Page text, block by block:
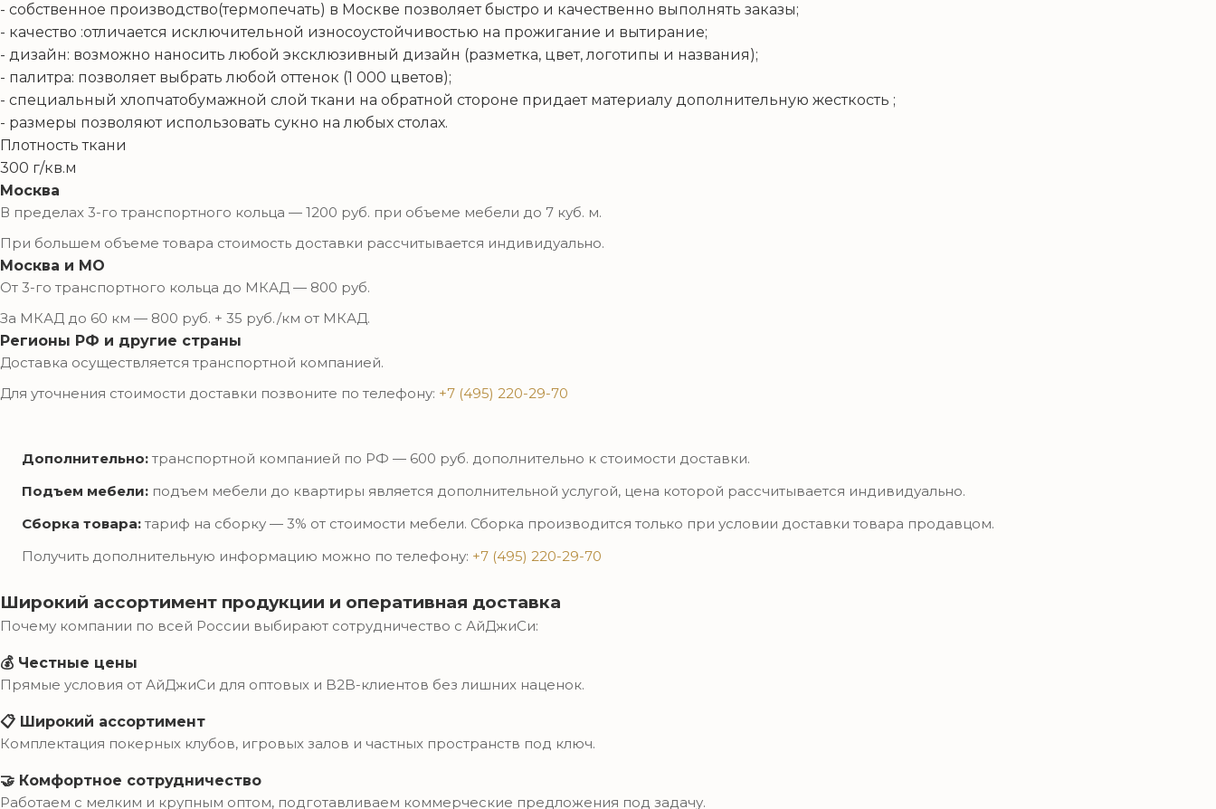
- собственное производство(термопечать) в Москве позволяет быстро и качественно выполнять заказы;
- качество :отличается исключительной износоустойчивостью на прожигание и вытирание;
- дизайн: возможно наносить любой эксклюзивный дизайн (разметка, цвет, логотипы и названия);
- палитра: позволяет выбрать любой оттенок (1 000 цветов);
- специальный хлопчатобумажной слой ткани на обратной стороне придает материалу дополнительную жесткость ;
- размеры позволяют использовать сукно на любых столах.
Плотность ткани
300 г/кв.м
Москва
В пределах 3-го транспортного кольца — 1200 руб. при объеме мебели до 7 куб. м.
При большем объеме товара стоимость доставки рассчитывается индивидуально.
Москва и МО
От 3-го транспортного кольца до МКАД — 800 руб.
За МКАД до 60 км — 800 руб. + 35 руб./км от МКАД.
Регионы РФ и другие страны
Доставка осуществляется транспортной компанией.
Для уточнения стоимости доставки позвоните по телефону: +7 (495) 220-29-70
Дополнительно: транспортной компанией по РФ — 600 руб. дополнительно к стоимости доставки.
Подъем мебели: подъем мебели до квартиры является дополнительной услугой, цена которой рассчитывается индивидуально.
Сборка товара: тариф на сборку — 3% от стоимости мебели. Сборка производится только при условии доставки товара продавцом.
Получить дополнительную информацию можно по телефону: +7 (495) 220-29-70
Широкий ассортимент продукции и оперативная доставка
Почему компании по всей России выбирают сотрудничество с АйДжиСи:
💰 Честные цены
Прямые условия от АйДжиСи для оптовых и B2B-клиентов без лишних наценок.
📋 Широкий ассортимент
Комплектация покерных клубов, игровых залов и частных пространств под ключ.
🤝 Комфортное сотрудничество
Работаем с мелким и крупным оптом, подготавливаем коммерческие предложения под задачу.